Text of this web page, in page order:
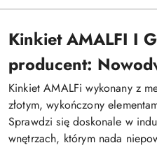
Kinkiet AMALFI I
producent:
Kinkiet AMALFi wykonany z
złotym, wykończony
Sprawdzi się doskonale w
wnętrzach, którym nada